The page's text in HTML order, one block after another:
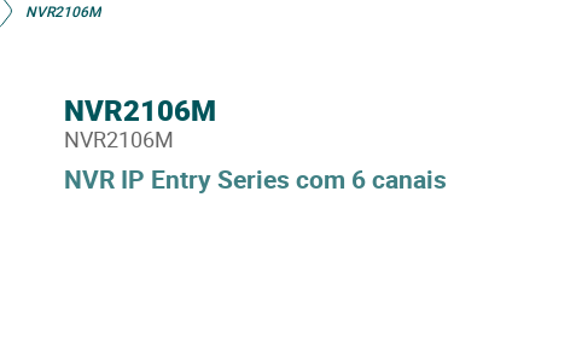
NVR2106M
NVR IP Entry Series com 6 canais
NVR2106M
NVR2106M